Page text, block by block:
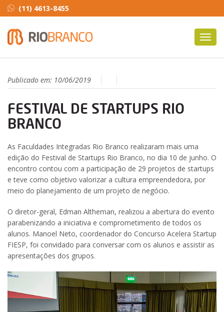
(11) 4613-8455
Publicado em: 10/06/2019
FESTIVAL DE STARTUPS RIO
BRANCO
As Faculdades Integradas Rio Branco realizaram mais uma
edição do Festival de Startups Rio Branco, no dia 10 de junho. O
encontro contou com a participação de 29 projetos de startups
e teve como objetivo valorizar a cultura empreendedora, por
meio do planejamento de um projeto de negócio.
O diretor-geral, Edman Altheman, realizou a abertura do evento
parabenizando a iniciativa e comprometimento de todos os
alunos. Manoel Neto, coordenador do Concurso Acelera Startup
FIESP, foi convidado para conversar com os alunos e assistir as
apresentações dos grupos.